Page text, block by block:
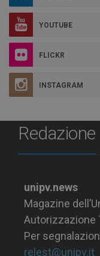
YOUTUBE
FLICKR
INSTAGRAM
Redazione
unipv.news
Magazine
Autorizzazione
Per
relest@unipv.it